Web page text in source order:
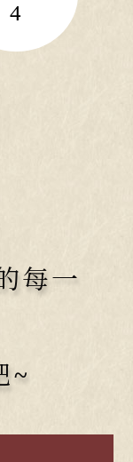
4
每一
~